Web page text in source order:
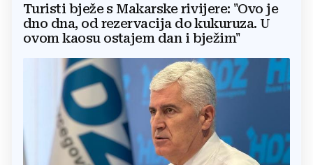
Turisti bježe s Makarske rivijere: "Ovo je
dno dna, od rezervacija do kukuruza. U
ovom kaosu ostajem dan i bježim"